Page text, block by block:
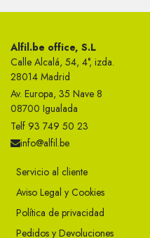
Alfil.be office, S.L
Calle Alcalá, 54, 4°, izda.
28014 Madrid
Av. Europa, 35 Nave 8
08700 Igualada
Telf 93 749 50 23
info@alfil.be
Servicio al cliente
Aviso Legal y Cookies
Política de privacidad
Pedidos y Devoluciones